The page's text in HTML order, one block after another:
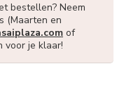
bestellen? Neem
(Maarten en
of
voor je klaar!